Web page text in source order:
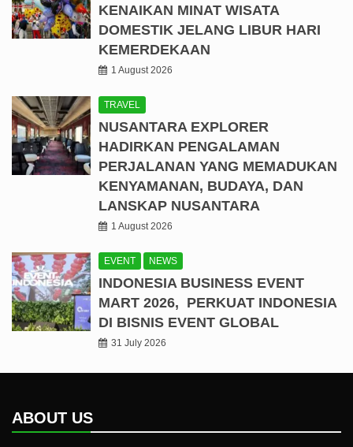
KENAIKAN MINAT WISATA
DOMESTIK JELANG LIBUR HARI
KEMERDEKAAN
1 August 2026
TRAVEL
NUSANTARA EXPLORER
HADIRKAN PENGALAMAN
PERJALANAN YANG MEMADUKAN
KENYAMANAN, BUDAYA, DAN
LANSKAP NUSANTARA
1 August 2026
EVENT NEWS
INDONESIA BUSINESS EVENT
MART 2026, PERKUAT INDONESIA
DI BISNIS EVENT GLOBAL
31 July 2026
ABOUT US